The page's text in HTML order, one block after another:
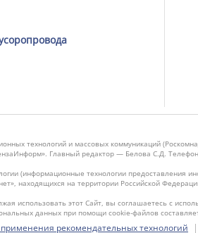
технологий и массовых коммуникаций
Главный редактор — Белова С.Д.
(информационные технологии предоставления
находящихся на территории Российской
использовать этот Сайт, вы соглашаетесь с
данных при помощи cookie-файлов
рекомендательных технологий |